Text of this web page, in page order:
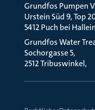
Grundfos Pumpen
Urstein Süd 9, Top
5412 Puch bei Hallein
Grundfos Water
Sochorgasse 5
2512 Tribuswinkel